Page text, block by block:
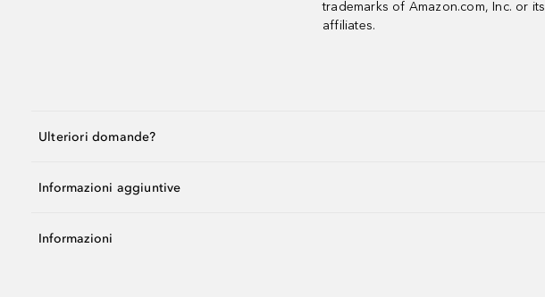
trademarks of Amazon.com, Inc. or its
affiliates.
Ulteriori domande?
Informazioni aggiuntive
Informazioni